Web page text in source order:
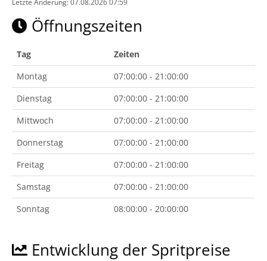
Öffnungszeiten
Tag
Zeiten
Montag
07:00:00 - 21:00:00
Dienstag
07:00:00 - 21:00:00
Mittwoch
07:00:00 - 21:00:00
Donnerstag
07:00:00 - 21:00:00
Freitag
07:00:00 - 21:00:00
Samstag
07:00:00 - 21:00:00
Sonntag
08:00:00 - 20:00:00
Entwicklung der Spritpreise